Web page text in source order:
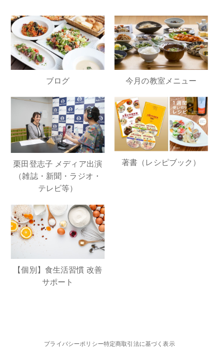
ブログ 今月の教室メニュー
栗田登志子 メディア出演
（雑誌・新聞・ラジオ・
テレビ等）
著書（レシピブック）
【個別】食生活習慣 改善
サポート
プライバシーポリシー特定商取引法に基づく表示